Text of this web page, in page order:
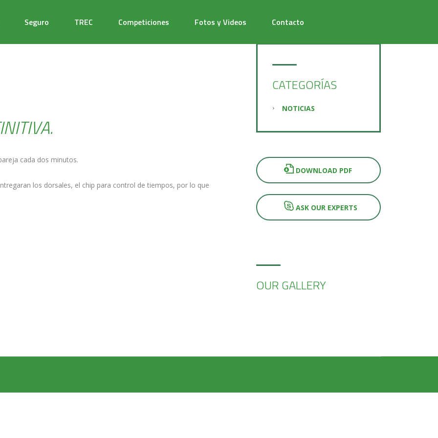
Seguro TREC Competiciones Fotos y Videos Contacto
cada dos minutos.
los dorsales, el chip para control de tiempos, por lo que
CATEGORÍAS
NOTICIAS
DOWNLOAD PDF
ASK OUR EXPERTS
OUR GALLERY